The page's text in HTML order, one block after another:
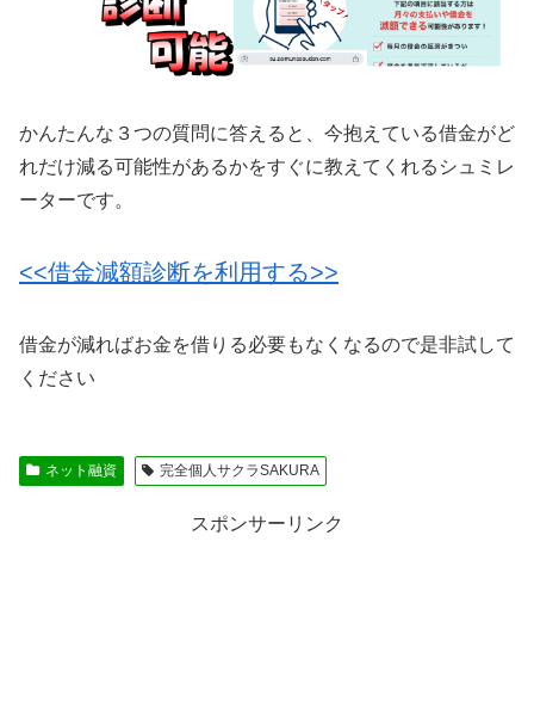
かんたんな３つの質問に答えると、今抱えている借金がど
れだけ減る可能性があるかをすぐに教えてくれるシュミレ
ーターです。
<<借金減額診断を利用する>>
借金が減ればお金を借りる必要もなくなるので是非試して
ください
ネット融資 完全個人サクラSAKURA
スポンサーリンク